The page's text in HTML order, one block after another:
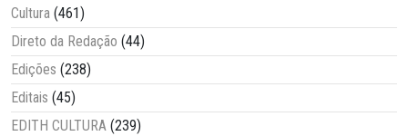
Cultura (461)
Direto da Redação (44)
Edições (238)
Editais (45)
EDITH CULTURA (239)